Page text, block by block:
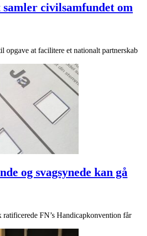
civilsamfundet om
opgave at facilitere et nationalt partnerskab
og svagsynede kan gå
ratificerede FN’s Handicapkonvention får